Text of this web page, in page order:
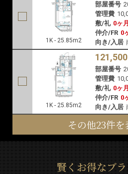
1K - 25.85m2
部屋番号
管理費
敷/礼 0ヶ月
仲介/FR 0
向き/入居
1K - 25.85m2
部屋番号
管理費
敷/礼 0ヶ月
仲介/FR 0
向き/入居
その他23件を
賢くお得なブ